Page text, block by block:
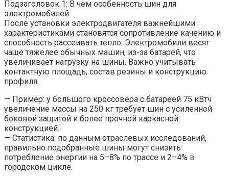
Подзаголовок 1: В чем особенность шин для
электромобилей
После установки электродвигателя важнейшими
характеристиками становятся сопротивление качению и
способность рассеивать тепло. Электромобили весят
чаще тяжелее обычных машин, из-за батарей, что
увеличивает нагрузку на шины. Важно учитывать
контактную площадь, состав резины и конструкцию
профиля.
— Пример: у большого кроссовера с батареей 75 кВтч
увеличение массы на 250 кг требует шин с усиленной
боковой защитой и более прочной каркасной
конструкцией.
— Статистика: по данным отраслевых исследований,
правильно подобранные шины могут снизить
потребление энергии на 5–8% по трассе и 2–4% в
городском цикле.